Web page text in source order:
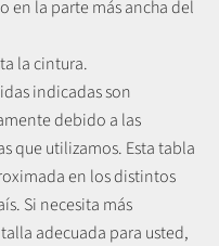
en la parte más ancha del
la cintura.
indicadas son
debido a las
que utilizamos. Esta tabla
en los distintos
Si necesita más
adecuada para usted,